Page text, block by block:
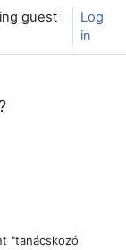
guest
Log
in
"tanácskozó